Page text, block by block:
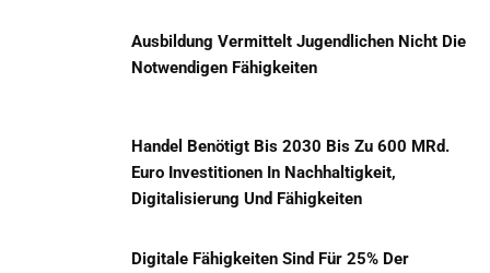
Ausbildung Vermittelt Jugendlichen Nicht Die
Notwendigen Fähigkeiten
Handel Benötigt Bis 2030 Bis Zu 600 MRd.
Euro Investitionen In Nachhaltigkeit,
Digitalisierung Und Fähigkeiten
Digitale Fähigkeiten Sind Für 25% Der